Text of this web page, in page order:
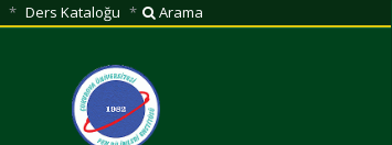
Ders Kataloğu
Arama